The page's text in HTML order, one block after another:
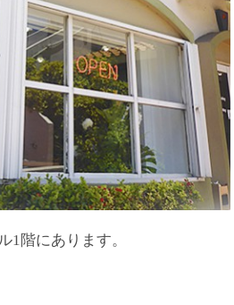
1階にあります。